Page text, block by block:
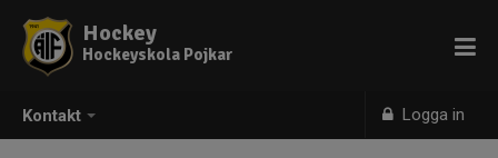
Kontakt Logga in
Hockey
Hockeyskola Pojkar